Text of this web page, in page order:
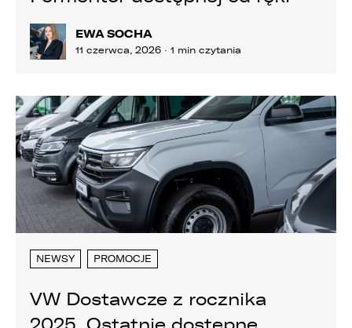
EWA SOCHA
11 czerwca, 2026 · 1 min czytania
NEWSY PROMOCJE
VW Dostawcze z rocznika
Rozporządzenia Parlamentu Europejskiego i